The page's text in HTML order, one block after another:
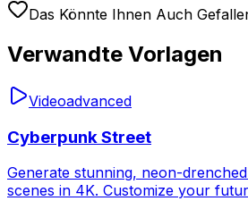
Das Könnte Ihnen Auch
Verwandte Vorlagen
Videoadvanced
Cyberpunk Street
Generate stunning, neon-
scenes in 4K. Customize your